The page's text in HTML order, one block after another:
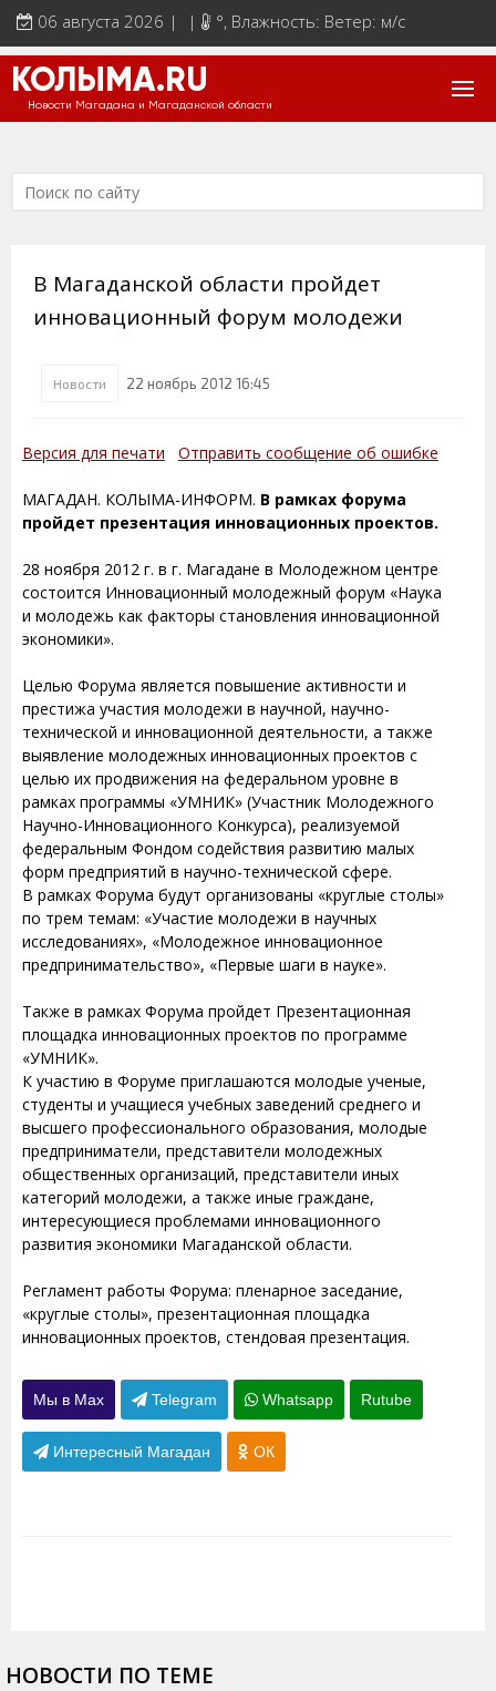
06 августа 2026 | | °, Влажность: Ветер: м/с
КОЛЫМА.RU
Новости Магадана и Магаданской области
В Магаданской области пройдет
инновационный форум молодежи
Новости 22 ноябрь 2012 16:45
Версия для печати Отправить сообщение об ошибке
МАГАДАН. КОЛЫМА-ИНФОРМ. В рамках форума
пройдет презентация инновационных проектов.
28 ноября 2012 г. в г. Магадане в Молодежном центре
состоится Инновационный молодежный форум «Наука
и молодежь как факторы становления инновационной
экономики».
Целью Форума является повышение активности и
престижа участия молодежи в научной, научно-
технической и инновационной деятельности, а также
выявление молодежных инновационных проектов с
целью их продвижения на федеральном уровне в
рамках программы «УМНИК» (Участник Молодежного
Научно-Инновационного Конкурса), реализуемой
федеральным Фондом содействия развитию малых
форм предприятий в научно-технической сфере.
В рамках Форума будут организованы «круглые столы»
по трем темам: «Участие молодежи в научных
исследованиях», «Молодежное инновационное
предпринимательство», «Первые шаги в науке».
Также в рамках Форума пройдет Презентационная
площадка инновационных проектов по программе
«УМНИК».
К участию в Форуме приглашаются молодые ученые,
студенты и учащиеся учебных заведений среднего и
высшего профессионального образования, молодые
предприниматели, представители молодежных
общественных организаций, представители иных
категорий молодежи, а также иные граждане,
интересующиеся проблемами инновационного
развития экономики Магаданской области.
Регламент работы Форума: пленарное заседание,
«круглые столы», презентационная площадка
инновационных проектов, стендовая презентация.
Мы в Max Telegram Whatsapp Rutube
Интересный Магадан ОК
НОВОСТИ ПО ТЕМЕ